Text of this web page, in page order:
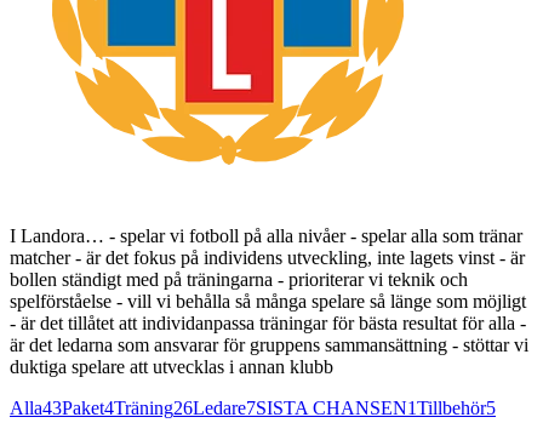
I Landora… - spelar vi fotboll på alla nivåer - spelar alla som tränar
matcher - är det fokus på individens utveckling, inte lagets vinst - är
bollen ständigt med på träningarna - prioriterar vi teknik och
spelförståelse - vill vi behålla så många spelare så länge som möjligt
- är det tillåtet att individanpassa träningar för bästa resultat för alla -
är det ledarna som ansvarar för gruppens sammansättning - stöttar vi
duktiga spelare att utvecklas i annan klubb
Alla43Paket4Träning26Ledare7SISTA CHANSEN1Tillbehör5